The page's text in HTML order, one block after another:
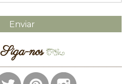
Siga-nos